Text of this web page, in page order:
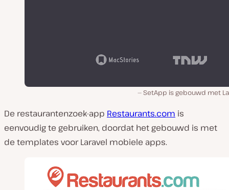
SetApp is gebouwd met
De restaurantenzoek-app Restaurants.com is
eenvoudig te gebruiken, doordat het gebouwd is met
de templates voor Laravel mobiele apps.